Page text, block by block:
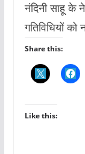
नंदिनी साहू के
गतिविधियों को
Share this:
Like this: